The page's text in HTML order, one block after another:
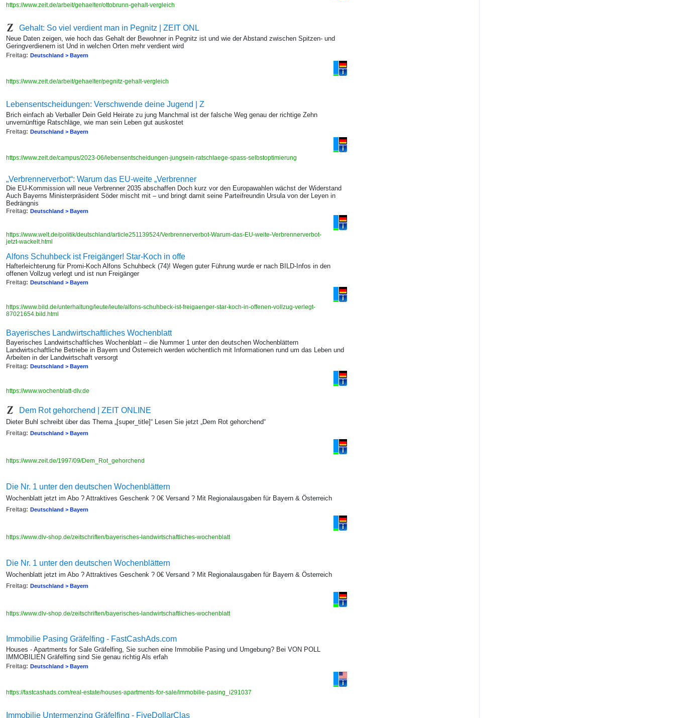
https://www.zeit.de/arbeit/gehaelter/ottobrunn-gehalt-vergleich
Gehalt: So viel verdient man in Pegnitz | ZEIT ONL
Neue Daten zeigen, wie hoch das Gehalt der Bewohner in Pegnitz ist und wie der Abstand zwischen Spitzen- und
Geringverdienern ist Und in welchen Orten mehr verdient wird
Freitag: Deutschland > Bayern
https://www.zeit.de/arbeit/gehaelter/pegnitz-gehalt-vergleich
Lebensentscheidungen: Verschwende deine Jugend | Z
Brich einfach ab Verballer Dein Geld Heirate zu jung Manchmal ist der falsche Weg genau der richtige Zehn
unvernünftige Ratschläge, wie man sein Leben gut auskostet
Freitag: Deutschland > Bayern
https://www.zeit.de/campus/2023-06/lebensentscheidungen-jungsein-ratschlaege-spass-selbstoptimierung
„Verbrennerverbot“: Warum das EU-weite „Verbrenner
Die EU-Kommission will neue Verbrenner 2035 abschaffen Doch kurz vor den Europawahlen wächst der Widerstand
Auch Bayerns Ministerpräsident Söder mischt mit – und bringt damit seine Parteifreundin Ursula von der Leyen in
Bedrängnis
Freitag: Deutschland > Bayern
https://www.welt.de/politik/deutschland/article251139524/Verbrennerverbot-Warum-das-EU-weite-Verbrennerverbot-
jetzt-wackelt.html
Alfons Schuhbeck ist Freigänger! Star-Koch in offe
Hafterleichterung für Promi-Koch Alfons Schuhbeck (74)! Wegen guter Führung wurde er nach BILD-Infos in den
offenen Vollzug verlegt und ist nun Freigänger
Freitag: Deutschland > Bayern
https://www.bild.de/unterhaltung/leute/leute/alfons-schuhbeck-ist-freigaenger-star-koch-in-offenen-vollzug-verlegt-
87021654.bild.html
Bayerisches Landwirtschaftliches Wochenblatt
Bayerisches Landwirtschaftliches Wochenblatt – die Nummer 1 unter den deutschen Wochenblättern
Landwirtschaftliche Betriebe in Bayern und Österreich werden wöchentlich mit Informationen rund um das Leben und
Arbeiten in der Landwirtschaft versorgt
Freitag: Deutschland > Bayern
https://www.wochenblatt-dlv.de
Dem Rot gehorchend | ZEIT ONLINE
Dieter Buhl schreibt über das Thema „[super_title]“ Lesen Sie jetzt „Dem Rot gehorchend“
Freitag: Deutschland > Bayern
https://www.zeit.de/1997/09/Dem_Rot_gehorchend
Die Nr. 1 unter den deutschen Wochenblättern
Wochenblatt jetzt im Abo ? Attraktives Geschenk ? 0€ Versand ? Mit Regionalausgaben für Bayern & Österreich
Freitag: Deutschland > Bayern
https://www.dlv-shop.de/zeitschriften/bayerisches-landwirtschaftliches-wochenblatt
Die Nr. 1 unter den deutschen Wochenblättern
Wochenblatt jetzt im Abo ? Attraktives Geschenk ? 0€ Versand ? Mit Regionalausgaben für Bayern & Österreich
Freitag: Deutschland > Bayern
https://www.dlv-shop.de/zeitschriften/bayerisches-landwirtschaftliches-wochenblatt
Immobilie Pasing Gräfelfing - FastCashAds.com
Houses - Apartments for Sale Gräfelfing, Sie suchen eine Immobilie Pasing und Umgebung? Bei VON POLL
IMMOBILIEN Gräfelfing sind Sie genau richtig Als erfah
Freitag: Deutschland > Bayern
https://fastcashads.com/real-estate/houses-apartments-for-sale/immobilie-pasing_i291037
Immobilie Untermenzing Gräfelfing - FiveDollarClas